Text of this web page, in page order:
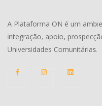
A Plataforma ON é um
integração, apoio,
Universidades Comunitárias.